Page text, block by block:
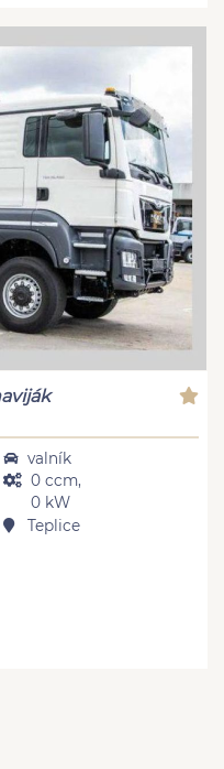
valník
0 ccm,
0 kW
Teplice